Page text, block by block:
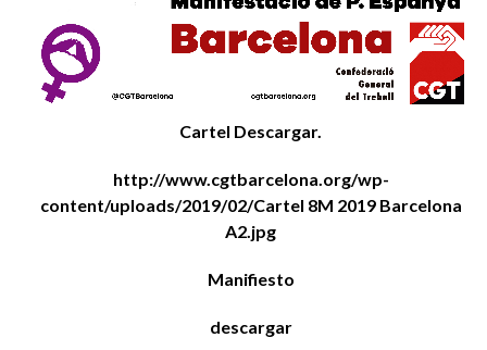
Cartel Descargar.
http://www.cgtbarcelona.org/wp-
content/uploads/2019/02/Cartel 8M 2019 Barcelona
A2.jpg
Manifiesto
descargar